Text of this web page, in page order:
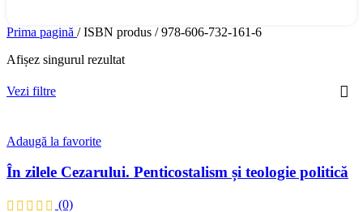
Prima pagină / ISBN produs / 978-606-732-161-6
Afișez singurul rezultat
Vezi filtre
Adaugă la favorite
În zilele Cezarului. Penticostalism și teologie politică
(0)